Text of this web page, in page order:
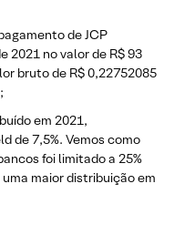
de JCP
2021 no valor de R$ 93
bruto de R$ 0,22752085
em 2021,
de 7,5%. Vemos como
foi limitado a 25%
maior distribuição em